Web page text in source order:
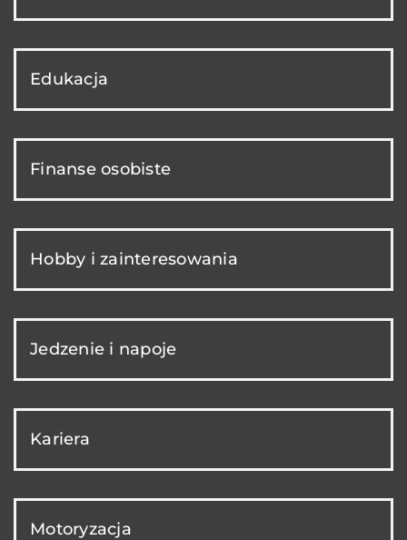
Edukacja
Finanse osobiste
Hobby i zainteresowania
Jedzenie i napoje
Kariera
Motoryzacja